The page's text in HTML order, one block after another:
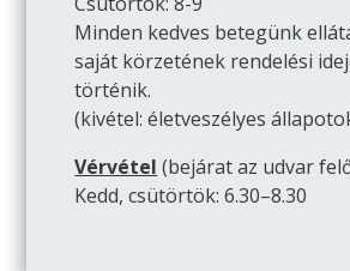
Minden kedves betegünk
saját körzetének rendelési
történik.
(kivétel: életveszélyes
Vérvétel (bejárat az udvar
Kedd, csütörtök: 6.30–8.30